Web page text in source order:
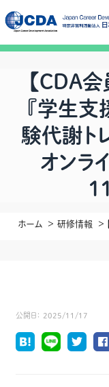
【CDA
『学生
験代謝ト
オンラ
ホーム 研修情報
公開日： 2025/11/17